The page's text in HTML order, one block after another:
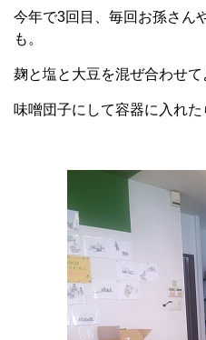
今年で3回目、毎回お孫さん
も。
麹と塩と大豆を混ぜ合わせて
味噌団子にして容器に入れた